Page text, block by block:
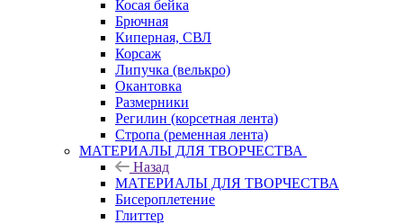
Косая бейка
Брючная
Киперная, СВЛ
Корсаж
Липучка (велькро)
Окантовка
Размерники
Регилин (корсетная лента)
Стропа (ременная лента)
МАТЕРИАЛЫ ДЛЯ ТВОРЧЕСТВА
Назад
МАТЕРИАЛЫ ДЛЯ ТВОРЧЕСТВА
Бисероплетение
Глиттер